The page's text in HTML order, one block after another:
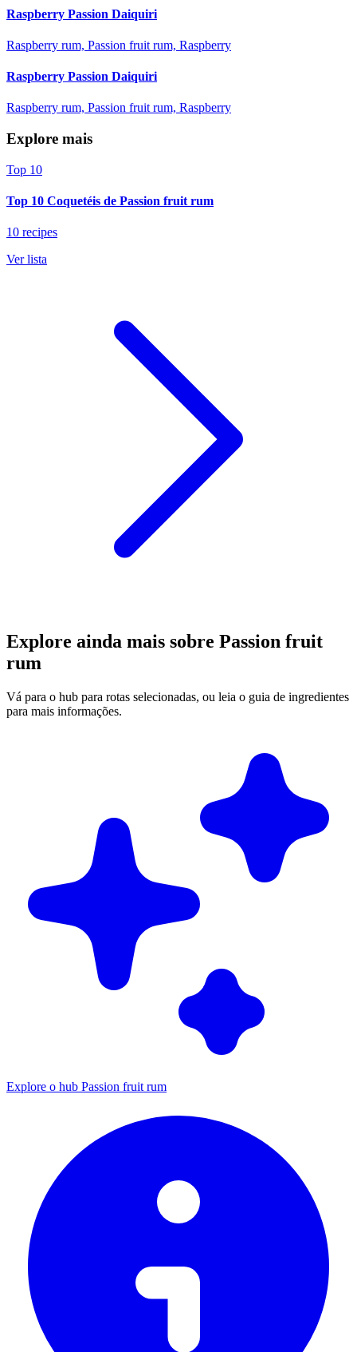
Raspberry Passion Daiquiri
Raspberry rum, Passion fruit rum, Raspberry
Raspberry Passion Daiquiri
Raspberry rum, Passion fruit rum, Raspberry
Explore mais
Top 10
Top 10 Coquetéis de Passion fruit rum
10 recipes
Ver lista
Explore ainda mais sobre Passion fruit
rum
Vá para o hub para rotas selecionadas, ou leia o guia de ingredientes
para mais informações.
Explore o hub Passion fruit rum